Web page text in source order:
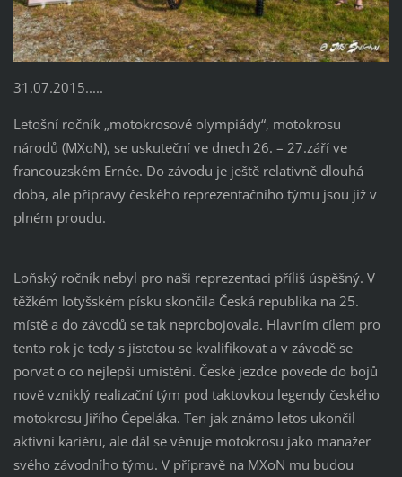
31.07.2015.....
Letošní ročník „motokrosové olympiády“, motokrosu
národů (MXoN), se uskuteční ve dnech 26. – 27.září ve
francouzském Ernée. Do závodu je ještě relativně dlouhá
doba, ale přípravy českého reprezentačního týmu jsou již v
plném proudu.
Loňský ročník nebyl pro naši reprezentaci příliš úspěšný. V
těžkém lotyšském písku skončila Česká republika na 25.
místě a do závodů se tak neprobojovala. Hlavním cílem pro
tento rok je tedy s jistotou se kvalifikovat a v závodě se
porvat o co nejlepší umístění. České jezdce povede do bojů
nově vzniklý realizační tým pod taktovkou legendy českého
motokrosu Jiřího Čepeláka. Ten jak známo letos ukončil
aktivní kariéru, ale dál se věnuje motokrosu jako manažer
svého závodního týmu. V přípravě na MXoN mu budou